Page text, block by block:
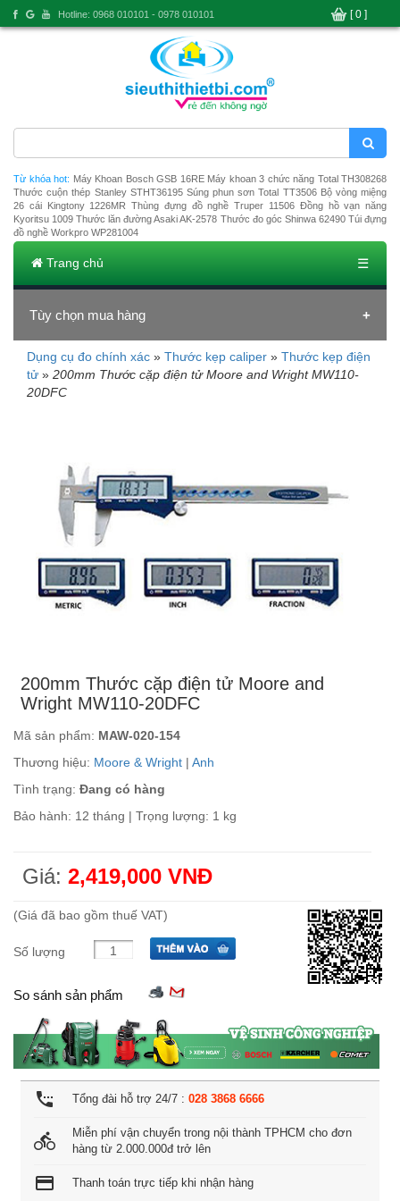
Từ khóa hot: Máy Khoan Bosch GSB 16RE Máy khoan 3 chức năng Total TH308268
Thước cuộn thép Stanley STHT36195 Súng phun sơn Total TT3506 Bộ vòng miệng
26 cái Kingtony 1226MR Thùng đựng đồ nghề Truper 11506 Đồng hồ vạn năng
Kyoritsu 1009 Thước lăn đường Asaki AK-2578 Thước đo góc Shinwa 62490 Túi đựng
đồ nghề Workpro WP281004
Trang chủ ☰
Tùy chọn mua hàng
Đang tải dữ liệu
Dụng cụ đo chính xác » Thước kẹp caliper » Thước kẹp điện
tử » 200mm Thước cặp điện tử Moore and Wright MW110-
20DFC
200mm Thước cặp điện tử Moore and
Wright MW110-20DFC
Mã sản phẩm: MAW-020-154
Thương hiệu: Moore & Wright | Anh
Tình trạng: Đang có hàng
Bảo hành: 12 tháng | Trọng lượng: 1 kg
Giá: 2,419,000 VNĐ
(Giá đã bao gồm thuế VAT)
Số lượng
So sánh sản phẩm
settings_phone Tổng đài hỗ trợ 24/7 : 028 3868 6666
directions_bike
Miễn phí vận chuyển trong nội thành TPHCM cho đơn
hàng từ 2.000.000đ trở lên
credit_card Thanh toán trực tiếp khi nhận hàng
Hotline: 0968 010101 - 0978 010101 [ 0 ]